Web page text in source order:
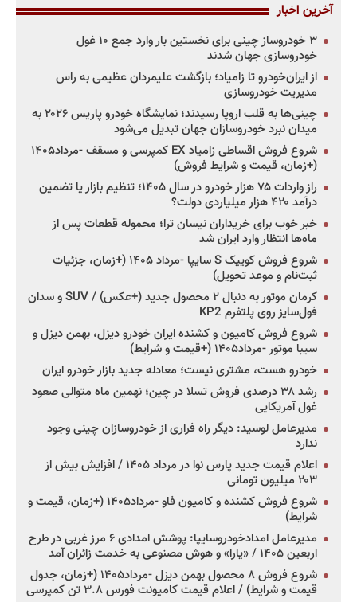
آخرین اخبار
۳ خودروساز چینی برای نخستین بار وارد جمع ۱۰ غول
خودروسازی جهان شدند
از ایران‌خودرو تا زامیاد؛ بازگشت علیمردان عظیمی به راس
مدیریت خودروسازی
چینی‌ها به قلب اروپا رسیدند؛ نمایشگاه خودرو پاریس ۲۰۲۶ به
میدان نبرد خودروسازان جهان تبدیل می‌شود
شروع فروش اقساطی زامیاد EX کمپرسی و مسقف -مرداد۱۴۰۵
(+زمان، قیمت و شرایط فروش)
راز واردات ۷۵ هزار خودرو در سال ۱۴۰۵؛ تنظیم بازار یا تضمین
درآمد ۴۲۰ هزار میلیاردی دولت؟
خبر خوب برای خریداران نیسان ترا؛ محموله قطعات پس از
ماه‌ها انتظار وارد ایران شد
شروع فروش کوییک S سایپا -مرداد ۱۴۰۵ (+زمان، جزئیات
ثبت‌نام و موعد تحویل)
کرمان موتور به دنبال ۲ محصول جدید (+عکس) / SUV و سدان
فول‌سایز روی پلتفرم KP2
شروع فروش کامیون و کشنده ایران خودرو دیزل، بهمن دیزل و
سیبا موتور -مرداد۱۴۰۵ (+قیمت و شرایط)
خودرو هست، مشتری نیست؛ معادله جدید بازار خودرو ایران
رشد ۳۸ درصدی فروش تسلا در چین؛ نهمین ماه متوالی صعود
غول آمریکایی
مدیرعامل لوسید: دیگر راه فراری از خودروسازان چینی وجود
ندارد
اعلام قیمت جدید پارس نوا در مرداد ۱۴۰۵ / افزایش بیش از
۲۰۳ میلیون تومانی
شروع فروش کشنده و کامیون فاو -مرداد۱۴۰۵ (+زمان، قیمت و
شرایط)
مدیرعامل امدادخودروسایپا: پوشش امدادی ۶ مرز غربی در طرح
اربعین ۱۴۰۵ / «یارا» و هوش مصنوعی به خدمت زائران آمد
شروع فروش ۸ محصول بهمن دیزل -مرداد۱۴۰۵ (+زمان، جدول
قیمت و شرایط) / اعلام قیمت کامیونت فورس ۳.۸ تن کمپرسی